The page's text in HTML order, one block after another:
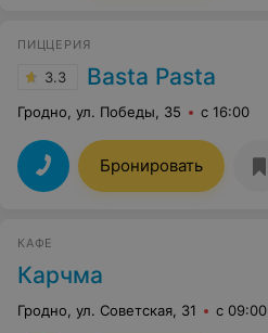
ПИЦЦЕРИЯ
3.3 Basta Pasta
Гродно, ул. Победы, 35 с 16:00
Бронировать
КАФЕ
Карчма
Гродно, ул. Советская, 31 с 09:00